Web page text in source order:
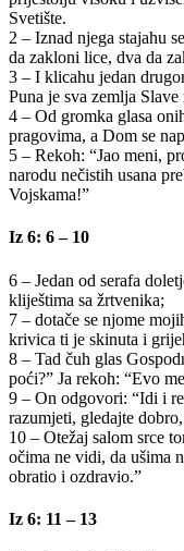
Svetište.
2 – Iznad njega stajahu
da zakloni lice, dva da
3 – I klicahu jedan
Puna je sva zemlja
4 – Od gromka glasa
pragovima, a Dom se
5 – Rekoh: “Jao meni,
narodu nečistih usana
Vojskama!”
Iz 6: 6 – 10
6 – Jedan od serafa
kliještima sa žrtvenika;
7 – dotače se njome
krivica ti je skinuta i
8 – Tad čuh glas
poći?” Ja rekoh: “Evo
9 – On odgovori: “Idi i
razumjeti, gledajte dobro,
10 – Otežaj salom srce
očima ne vidi, da ušima
obratio i ozdravio.”
Iz 6: 11 – 13